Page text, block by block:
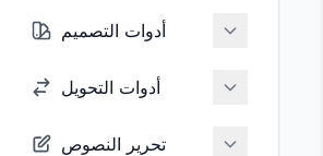
أدوات التصميم
أدوات التحويل
تحرير النصوص